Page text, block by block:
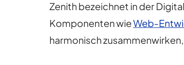
Zenith bezeichnet in der
Komponenten wieWeb-
harmonisch